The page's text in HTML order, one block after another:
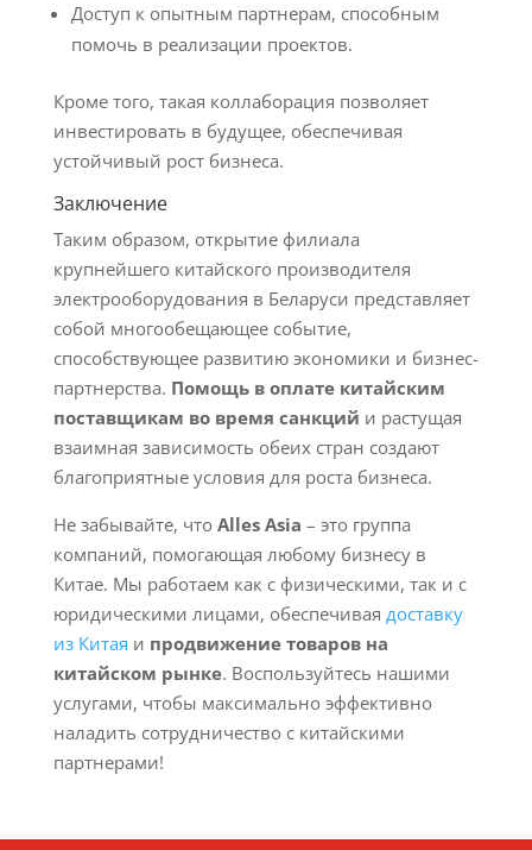
Доступ к опытным партнерам, способным
помочь в реализации проектов.
Кроме того, такая коллаборация позволяет
инвестировать в будущее, обеспечивая
устойчивый рост бизнеса.
Заключение
Таким образом, открытие филиала
крупнейшего китайского производителя
электрооборудования в Беларуси представляет
собой многообещающее событие,
способствующее развитию экономики и бизнес-
партнерства. Помощь в оплате китайским
поставщикам во время санкций и растущая
взаимная зависимость обеих стран создают
благоприятные условия для роста бизнеса.
Не забывайте, что Alles Asia – это группа
компаний, помогающая любому бизнесу в
Китае. Мы работаем как с физическими, так и с
юридическими лицами, обеспечивая доставку
из Китая и продвижение товаров на
китайском рынке. Воспользуйтесь нашими
услугами, чтобы максимально эффективно
наладить сотрудничество с китайскими
партнерами!